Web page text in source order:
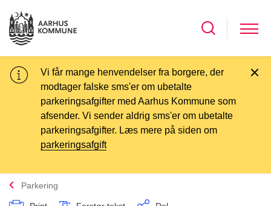
Vi får mange henvendelser fra borgere, der
modtager falske sms'er om ubetalte
parkeringsafgifter med Aarhus Kommune som
afsender. Vi sender aldrig sms'er om ubetalte
parkeringsafgifter. Læs mere på siden om
parkeringsafgift
Parkering